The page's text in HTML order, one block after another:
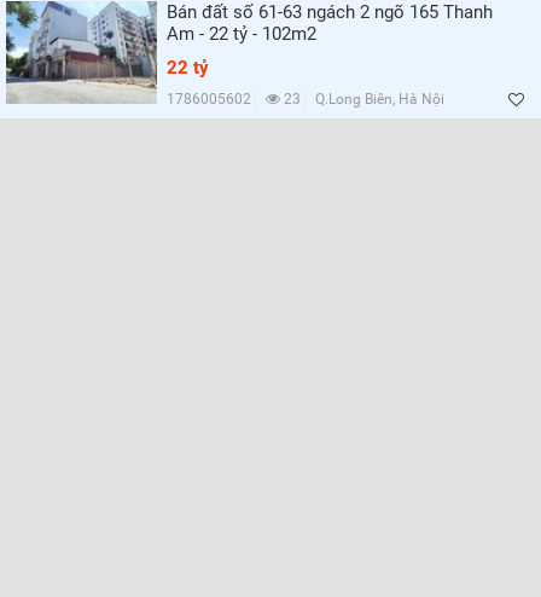
GIẤY TỜ PHÁP LÝ
Tất cả
Lọc
Bán đất số 61-63 ngách 2 ngõ 165 Thanh
Am - 22 tỷ - 102m2
22 tỷ
1786005602 23 Q.Long Biên, Hà Nội